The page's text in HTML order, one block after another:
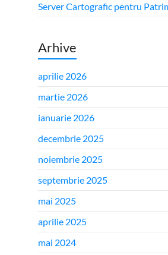
Server Cartografic pentru
Arhive
aprilie 2026
martie 2026
ianuarie 2026
decembrie 2025
noiembrie 2025
septembrie 2025
mai 2025
aprilie 2025
mai 2024